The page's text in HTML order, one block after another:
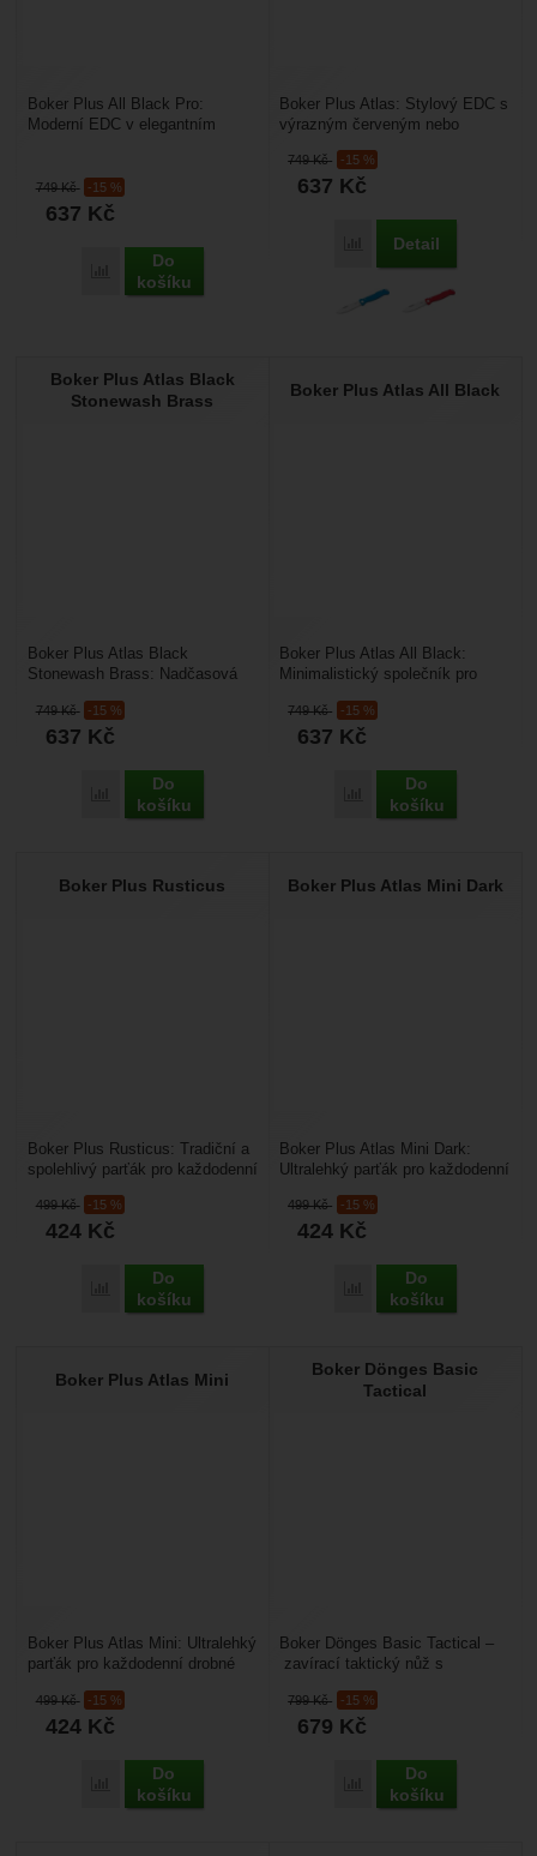
749Kč -15 %
637 Kč
Přidat 'Boker Plus All Black Pro' k porovnání
Do
košíku
Boker Plus All Black Pro:
Moderní EDC v elegantním
749Kč -15 %
637 Kč
Přidat 'Boker Plus
Detail
Boker Plus Atlas: Stylový EDC s
výrazným červeným nebo
kompaktní kapesní nůž,...
Boker Plus Atlas Black
Stonewash Brass
749Kč -15 %
637 Kč
Přidat 'Boker Plus Atlas Black Stonewash Brass' k porovnání
Do
košíku
Boker Plus Atlas Black
Stonewash Brass: Nadčasová
Hledáte elegantní kapesní...
Boker Plus Atlas All Black
749Kč -15 %
637 Kč
Přidat 'Boker Plus
Do
košíku
Boker Plus Atlas All Black:
Minimalistický společník pro
spolehlivý kapesní...
Boker Plus Rusticus
499Kč -15 %
424 Kč
Přidat 'Boker Plus Rusticus' k porovnání
Do
košíku
Boker Plus Rusticus: Tradiční a
spolehlivý parťák pro každodenní
pomocníka...
Boker Plus Atlas Mini Dark
499Kč -15 %
424 Kč
Přidat 'Boker Plus
Do
košíku
Boker Plus Atlas Mini Dark:
Ultralehký parťák pro každodenní
spolehlivého pomocníka...
Boker Plus Atlas Mini
499Kč -15 %
424 Kč
Přidat 'Boker Plus Atlas Mini' k porovnání
Do
košíku
Boker Plus Atlas Mini: Ultralehký
parťák pro každodenní drobné
pomocníka...
Boker Dönges Basic
Tactical
799Kč -15 %
679 Kč
Přidat 'Boker Dönges
Do
košíku
Boker Dönges Basic Tactical –
zavírací taktický nůž s
nůž je vhodný do...